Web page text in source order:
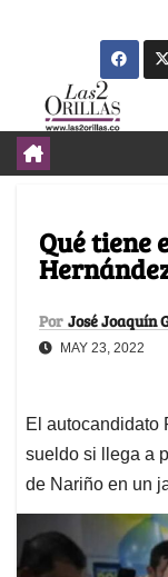
Qué tiene
Por José Joaquín
MAY 23, 2022
El autocandidato
sueldo si llega a
de Nariño en un